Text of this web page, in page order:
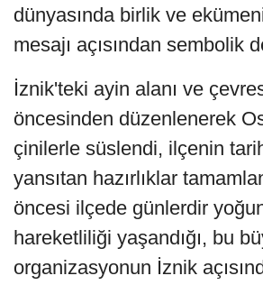
dünyasında birlik ve
mesajı açısından sembolik
İznik'teki ayin alanı ve
öncesinden düzenlenerek
çinilerle süslendi, ilçenin
yansıtan hazırlıklar
öncesi ilçede günlerdir
hareketliliği yaşandığı, bu
organizasyonun İznik